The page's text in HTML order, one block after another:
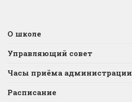
О школе
Управляющий совет
Часы приёма администрации
Расписание